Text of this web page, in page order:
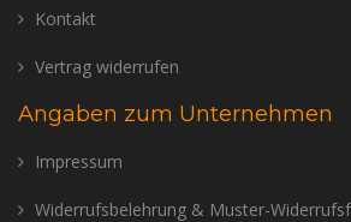
Kontakt
Vertrag widerrufen
Angaben zum Unternehmen
Impressum
Widerrufsbelehrung & Muster-